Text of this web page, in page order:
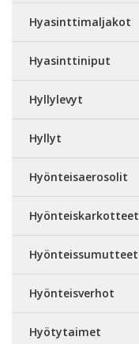
Hyasinttimaljakot
Hyasinttiniput
Hyllylevyt
Hyllyt
Hyönteisaerosolit
Hyönteiskarkotteet
Hyönteissumutteet
Hyönteisverhot
Hyötytaimet